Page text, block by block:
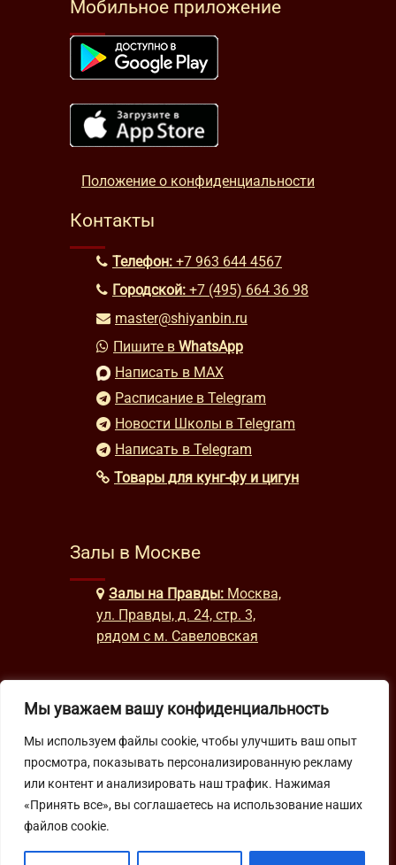
Мы уважаем вашу конфиденциальность
Мы используем файлы cookie, чтобы улучшить ваш опыт
просмотра, показывать персонализированную рекламу
или контент и анализировать наш трафик. Нажимая
«Принять все», вы соглашаетесь на использование наших
файлов cookie.
Мобильное приложение
Положение о конфиденциальности
Контакты
Телефон: +7 963 644 4567
Городской: +7 (495) 664 36 98
master@shiyanbin.ru
Пишите в WhatsApp
Написать в MAX
Расписание в Telegram
Новости Школы в Telegram
Написать в Telegram
Товары для кунг-фу и цигун
Залы в Москве
Залы на Правды: Москва,
ул. Правды, д. 24, стр. 3,
рядом с м. Савеловская
Часы работы
будни: с 9:00 до 22:00
выходные: с 10:00 до 19:30
Подпишитесь на нашу рассылку